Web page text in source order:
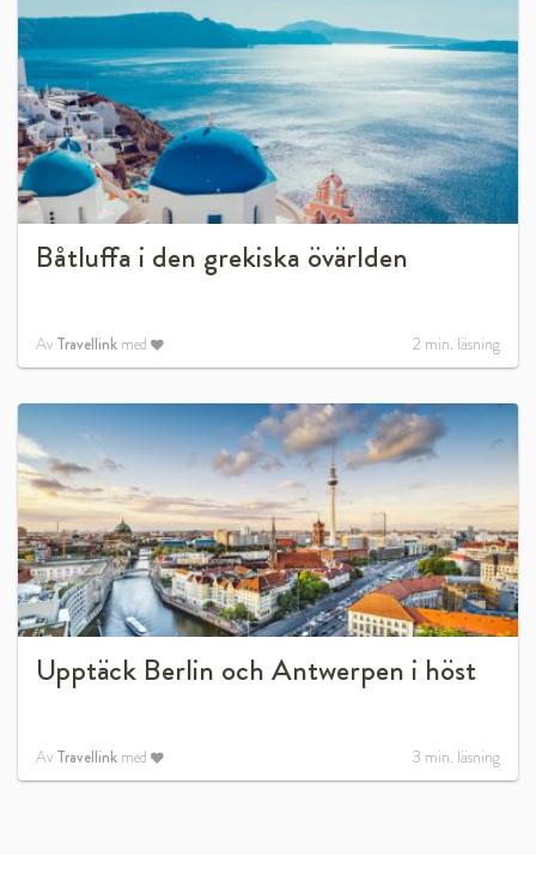
Båtluffa i den grekiska övärlden
Av Travellink med 2 min. läsning
Upptäck Berlin och Antwerpen i höst
Av Travellink med 3 min. läsning